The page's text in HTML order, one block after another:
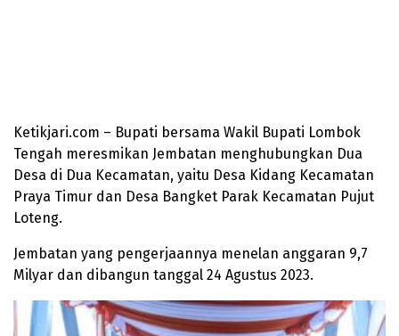
Ketikjari.com – Bupati bersama Wakil Bupati Lombok
Tengah meresmikan Jembatan menghubungkan Dua
Desa di Dua Kecamatan, yaitu Desa Kidang Kecamatan
Praya Timur dan Desa Bangket Parak Kecamatan Pujut
Loteng.
Jembatan yang pengerjaannya menelan anggaran 9,7
Milyar dan dibangun tanggal 24 Agustus 2023.